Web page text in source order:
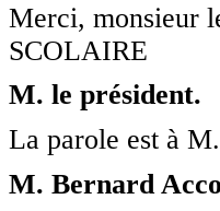
Merci, monsieur
SCOLAIRE
M. le président.
La parole est à
M. Bernard